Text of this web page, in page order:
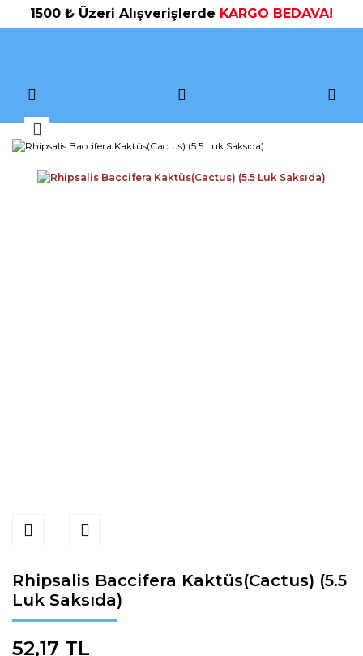
1500 ₺ Üzeri Alışverişlerde KARGO BEDAVA!
Rhipsalis Baccifera Kaktüs(Cactus) (5.5
Luk Saksıda)
52,17 TL